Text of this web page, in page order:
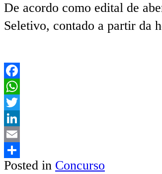
De acordo como edital de
Seletivo, contado a partir da
Facebook
WhatsApp
Twitter
LinkedIn
Email
Share
Posted in Concurso